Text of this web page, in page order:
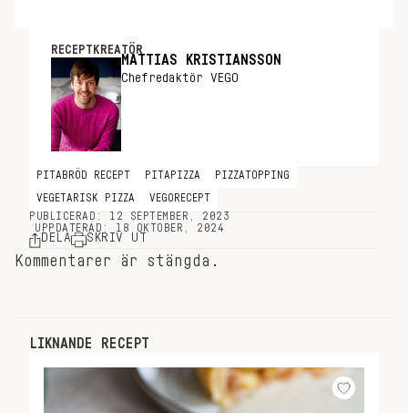
RECEPTKREATÖR
MATTIAS KRISTIANSSON
Chefredaktör VEGO
PITABRÖD RECEPT PITAPIZZA PIZZATOPPING
VEGETARISK PIZZA
VEGORECEPT
PUBLICERAD: 12 SEPTEMBER, 2023
UPPDATERAD: 18 OKTOBER, 2024
DELA SKRIV UT
Kommentarer är stängda.
LIKNANDE RECEPT